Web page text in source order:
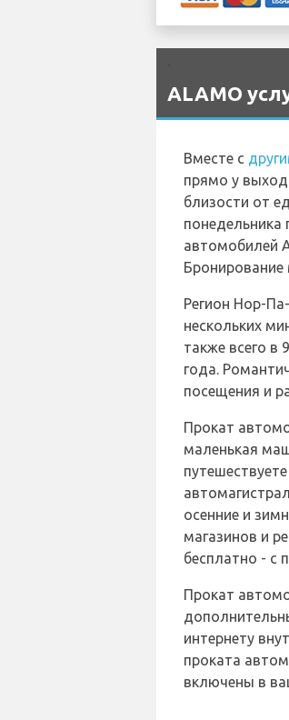
ALAMO
Вместе с
прямо у
близости от
понедельника
автомобилей
Регион Нор-
нескольких
также всего
года.
посещения и
Прокат
маленькая
осенние и
магазинов и
бесплатно - с
Прокат
интернету
проката
включены в